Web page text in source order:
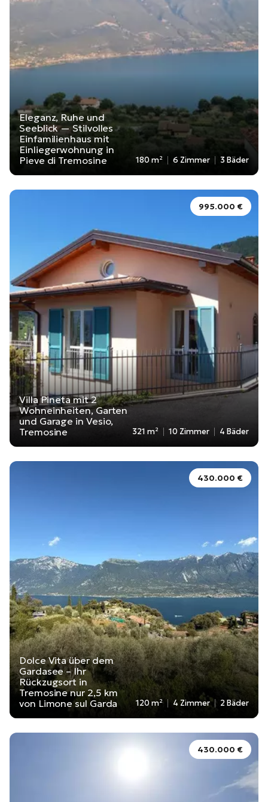
Eleganz, Ruhe und
Seeblick — Stilvolles
Einfamilienhaus mit
Einliegerwohnung in
Pieve di Tremosine
180 m² 6 Zimmer 3 Bäder
995.000 €
Villa Pineta mit 2
Wohneinheiten, Garten
und Garage in Vesio,
Tremosine
321 m² 10 Zimmer 4 Bäder
430.000 €
Dolce Vita über dem
Gardasee – Ihr
Rückzugsort in
Tremosine nur 2,5 km
von Limone sul Garda
120 m² 4 Zimmer 2 Bäder
430.000 €